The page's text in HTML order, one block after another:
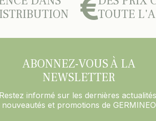
TOUTE
ABONNEZ-VOUS À LA
NEWSLETTER
Restez informé sur les dernières
nouveautés et promotions de GERMINEO